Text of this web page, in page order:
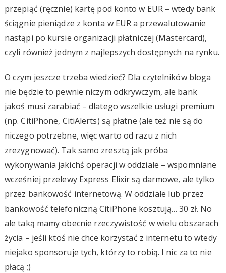
przepiąć (ręcznie) kartę pod konto w EUR – wtedy bank
ściągnie pieniądze z konta w EUR a przewalutowanie
nastąpi po kursie organizacji płatniczej (Mastercard),
czyli również jednym z najlepszych dostępnych na rynku.
O czym jeszcze trzeba wiedzieć? Dla czytelników bloga
nie będzie to pewnie niczym odkrywczym, ale bank
jakoś musi zarabiać – dlatego wszelkie usługi premium
(np. CitiPhone, CitiAlerts) są płatne (ale też nie są do
niczego potrzebne, więc warto od razu z nich
zrezygnować). Tak samo zresztą jak próba
wykonywania jakichś operacji w oddziale – wspomniane
wcześniej przelewy Express Elixir są darmowe, ale tylko
przez bankowość internetową. W oddziale lub przez
bankowość telefoniczną CitiPhone kosztują… 30 zł. No
ale taką mamy obecnie rzeczywistość w wielu obszarach
życia – jeśli ktoś nie chce korzystać z internetu to wtedy
niejako sponsoruje tych, którzy to robią. I nic za to nie
płacą ;)